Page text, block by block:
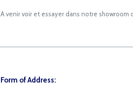
A venir voir et essayer dans notre showroom
Form of Address: